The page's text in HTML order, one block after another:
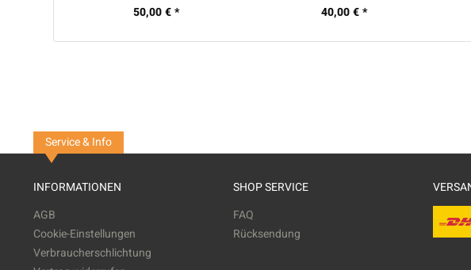
50,00 € *
40,00 € *
Service & Info
INFORMATIONEN
AGB
Cookie-Einstellungen
Verbraucherschlichtung
SHOP SERVICE
FAQ
Rücksendung